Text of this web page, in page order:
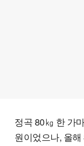
정곡 80㎏ 한 가
원이었으나, 올